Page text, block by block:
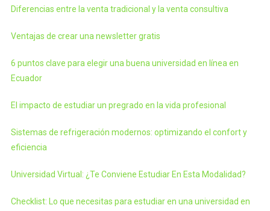
Diferencias entre la venta tradicional y la venta consultiva
Ventajas de crear una newsletter gratis
6 puntos clave para elegir una buena universidad en línea en
Ecuador
El impacto de estudiar un pregrado en la vida profesional
Sistemas de refrigeración modernos: optimizando el confort y
eficiencia
Universidad Virtual: ¿Te Conviene Estudiar En Esta Modalidad?
Checklist: Lo que necesitas para estudiar en una universidad en